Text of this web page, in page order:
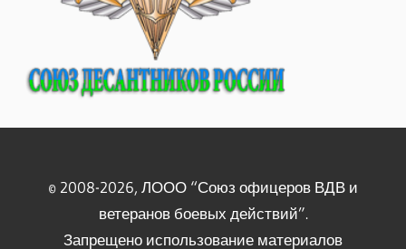
© 2008-2026, ЛООО “Союз офицеров ВДВ и
ветеранов боевых действий”.
Запрещено использование материалов